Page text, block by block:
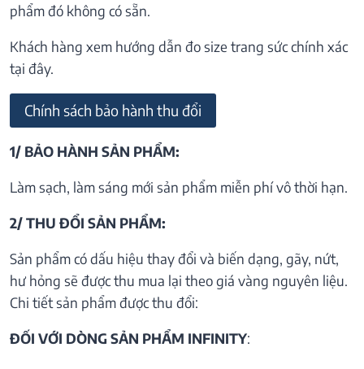
phẩm đó không có sẵn.
Khách hàng xem hướng dẫn đo size trang sức chính xác
tại đây.
Chính sách bảo hành thu đổi
1/ BẢO HÀNH SẢN PHẨM:
Làm sạch, làm sáng mới sản phẩm miễn phí vô thời hạn.
2/ THU ĐỔI SẢN PHẨM:
Sản phẩm có dấu hiệu thay đổi và biến dạng, gãy, nứt,
hư hỏng sẽ được thu mua lại theo giá vàng nguyên liệu.
Chi tiết sản phẩm được thu đổi:
ĐỐI VỚI DÒNG SẢN PHẨM INFINITY: